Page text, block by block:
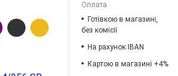
Оплата
Готівкою в магазині,
без комісії
На рахунок IBAN
Картою в магазині +4%